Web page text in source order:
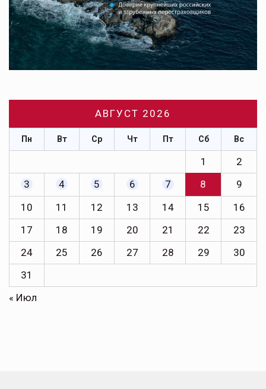
АВГУСТ 2026
Пн Вт Ср Чт Пт Сб Вс
1
2
3
4 5 6 7 8
9
10
11 12 13 14 15
16
17
18 19 20 21 22
23
24
25 26 27 28 29
30
31
« Июл